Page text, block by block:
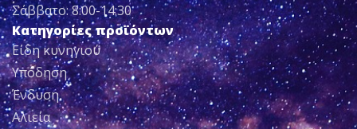
Σάββατο: 8:00-14:30
Κατηγορίες προϊόντων
Είδη κυνηγιού
Υπόδηση
Ένδυση
Αλιεία